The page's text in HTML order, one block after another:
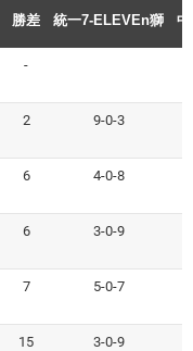
勝差 統一7-ELEVEn獅
-
2 9-0-3
6 4-0-8
6 3-0-9
7 5-0-7
15 3-0-9